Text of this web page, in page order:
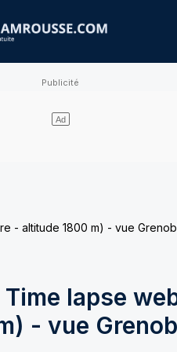
- altitude 1800 m) - vue
lapse
- vue